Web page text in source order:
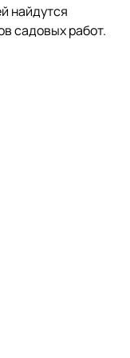
найдутся
садовых работ.